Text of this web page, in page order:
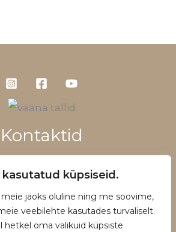
küpsiseid.
jaoks oluline ning me soovime,
veebilehte kasutades turvaliselt.
hetkel oma valikuid küpsiste
Kontaktid
+372 5660 1028
ja privaatsuspoliitika